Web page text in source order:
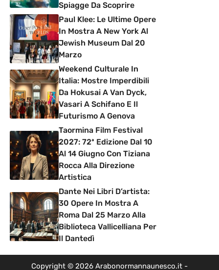
Spiagge Da Scoprire
Paul Klee: Le Ultime Opere
In Mostra A New York Al
Jewish Museum Dal 20
Marzo
Weekend Culturale In
Italia: Mostre Imperdibili
Da Hokusai A Van Dyck,
Vasari A Schifano E Il
Futurismo A Genova
Taormina Film Festival
2027: 72ª Edizione Dal 10
Al 14 Giugno Con Tiziana
Rocca Alla Direzione
Artistica
Dante Nei Libri D’artista:
30 Opere In Mostra A
Roma Dal 25 Marzo Alla
Biblioteca Vallicelliana Per
Il Dantedì
Copyright © 2026 Arabonormannaunesco.it -